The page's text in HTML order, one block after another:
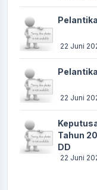
22 Juni
22 Juni
Tahun
DD
22 Juni